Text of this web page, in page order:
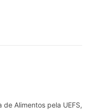
de Alimentos pela UEFS,